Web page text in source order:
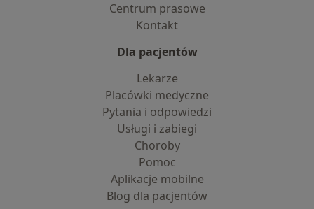
Centrum prasowe
Kontakt
Dla pacjentów
Lekarze
Placówki medyczne
Pytania i odpowiedzi
Usługi i zabiegi
Choroby
Pomoc
Aplikacje mobilne
Blog dla pacjentów